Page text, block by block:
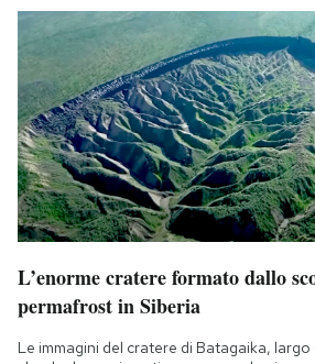
L’enorme cratere formato dallo
permafrost in Siberia
Le immagini del cratere di Batagaika,